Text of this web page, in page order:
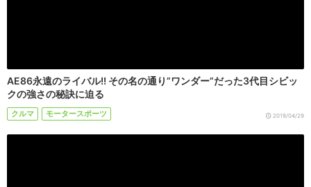
AE86永遠のライバル!! その名の通り”ワンダー”だった3代目シビッ
クの強さの秘訣に迫る
クルマ モータースポーツ 2019/04/29